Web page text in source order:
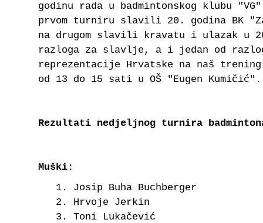
godinu rada u badmintonskog klubu
prvom turniru slavili 20. godina BK
na drugom slavili kravatu i ulazak u
razloga za slavlje, a i jedan od
reprezentacije Hrvatske na naš
od 13 do 15 sati u OŠ "Eugen Kumičić".
Rezultati nedjeljnog turnira
Muški:
Josip Buha Buchberger
Hrvoje Jerkin
Toni Lukačević